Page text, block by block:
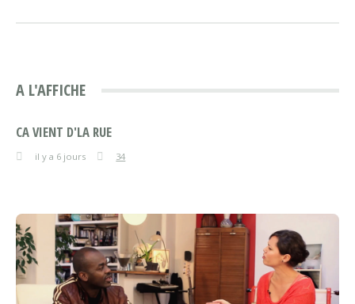
A L'AFFICHE
CA VIENT D'LA RUE
il y a 6 jours 34